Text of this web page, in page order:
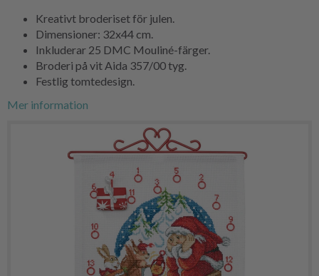
Kreativt broderiset för julen.
Dimensioner: 32x44 cm.
Inkluderar 25 DMC Mouliné-färger.
Broderi på vit Aida 357/00 tyg.
Festlig tomtedesign.
Mer information